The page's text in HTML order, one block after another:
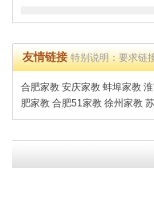
友情链接特别说明：要求链
合肥家教 安庆家教 蚌埠家教
肥家教 合肥51家教 徐州家教